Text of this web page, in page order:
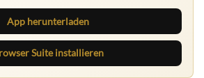
App herunterladen
Suite installieren